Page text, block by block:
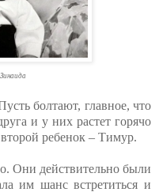
болтают, главное, что
и у них растет горячо
ребенок – Тимур.
Они действительно были
им шанс встретиться и